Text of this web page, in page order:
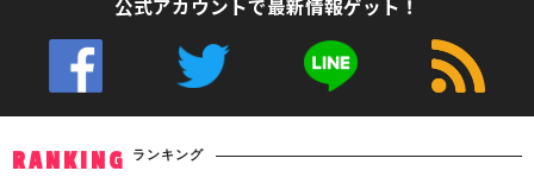
公式アカウントで最新情報ゲット！
RANKING ランキング